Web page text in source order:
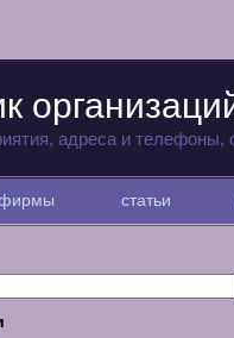
адреса и телефоны,
статьи